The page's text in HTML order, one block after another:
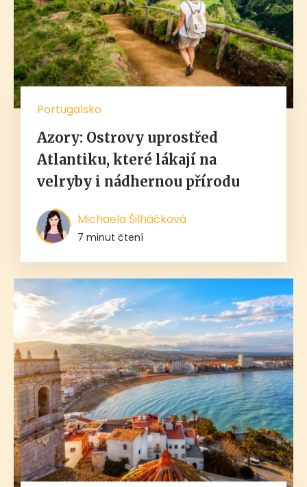
Portugalsko
Azory: Ostrovy uprostřed
Atlantiku, které lákají na
velryby i nádhernou přírodu
Michaela Šilháčková
7 minut čtení